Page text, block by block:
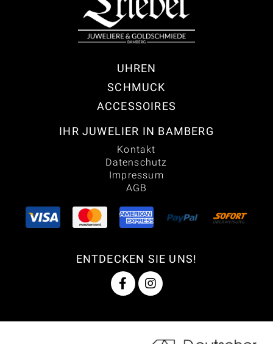
UHREN
SCHMUCK
ACCESSOIRES
IHR JUWELIER IN BAMBERG
Kontakt
Datenschutz
Impressum
AGB
ENTDECKEN SIE UNS!